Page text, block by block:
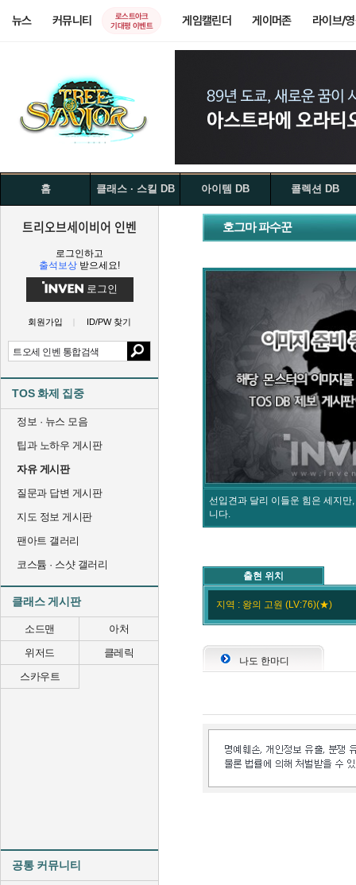
뉴스 커뮤니티
로스트아크
기대평 이벤트
게임캘린더 게이머존 라이브/
홈 클래스 · 스킬 DB 아이템 DB 콜렉션 DB
트리오브세이비어 인벤
로그인하고
출석보상 받으세요!
로그인
회원가입 ID/PW 찾기
TOS 화제 집중
정보 · 뉴스 모음
팁과 노하우 게시판
자유 게시판
질문과 답변 게시판
지도 정보 게시판
팬아트 갤러리
코스튬 · 스샷 갤러리
클래스 게시판
소드맨
아처
위저드
클레릭
스카우트
공통 커뮤니티
호그마 파수꾼
선입견과 달리 이들운 힘은 세지
니다.
출현 위치
지역 : 왕의 고원 (LV:76)(★)
나도 한마디